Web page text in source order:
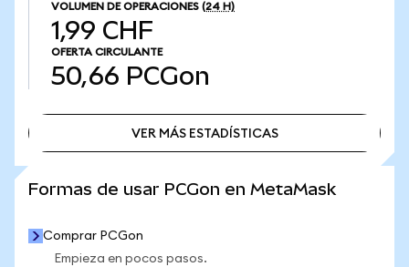
VOLUMEN DE OPERACIONES (24 H)
1,99 CHF
OFERTA CIRCULANTE
50,66 PCGon
VER MÁS ESTADÍSTICAS
Formas de usar PCGon en MetaMask
Comprar PCGon
Empieza en pocos pasos.